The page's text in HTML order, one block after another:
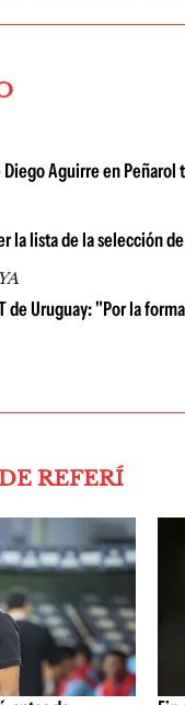
Aguirre en
la lista de la selección
de Uruguay: "Por la
REFERÍ